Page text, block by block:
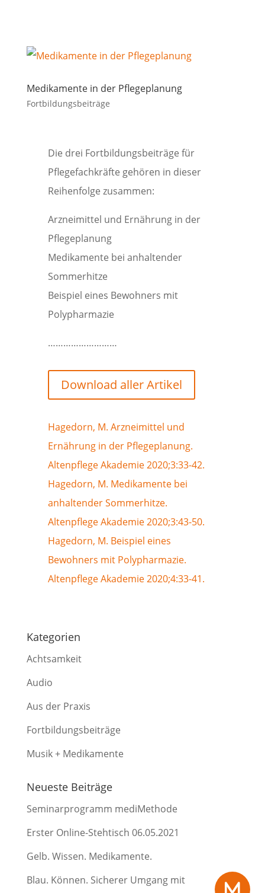
Medikamente in der Pflegeplanung
Fortbildungsbeiträge
Die drei Fortbildungsbeiträge für
Pflegefachkräfte gehören in dieser
Reihenfolge zusammen:
Arzneimittel und Ernährung in der
Pflegeplanung
Medikamente bei anhaltender
Sommerhitze
Beispiel eines Bewohners mit
Polypharmazie
………………………
Download aller Artikel
Hagedorn, M. Arzneimittel und
Ernährung in der Pflegeplanung.
Altenpflege Akademie 2020;3:33-42.
Hagedorn, M. Medikamente bei
anhaltender Sommerhitze.
Altenpflege Akademie 2020;3:43-50.
Hagedorn, M. Beispiel eines
Bewohners mit Polypharmazie.
Altenpflege Akademie 2020;4:33-41.
Kategorien
Achtsamkeit
Audio
Aus der Praxis
Fortbildungsbeiträge
Musik + Medikamente
Neueste Beiträge
Seminarprogramm mediMethode
Erster Online-Stehtisch 06.05.2021
Gelb. Wissen. Medikamente.
Blau. Können. Sicherer Umgang mit